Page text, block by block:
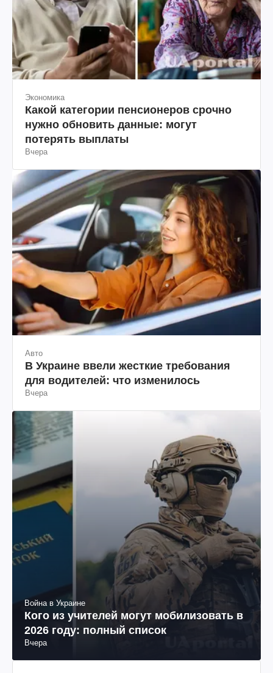
Экономика
Какой категории пенсионеров срочно
нужно обновить данные: могут
потерять выплаты
Вчера
Авто
В Украине ввели жесткие требования
для водителей: что изменилось
Вчера
Война в Украине
Кого из учителей могут мобилизовать в
2026 году: полный список
Вчера